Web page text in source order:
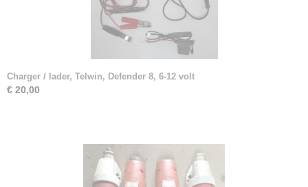
Charger / lader, Telwin, Defender 8, 6-12 volt
€ 20,00